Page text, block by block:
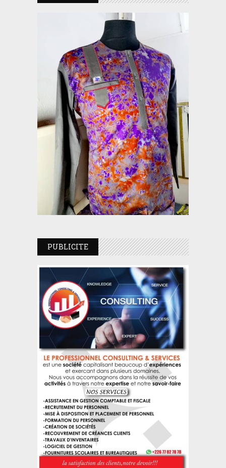
PUBLICITE